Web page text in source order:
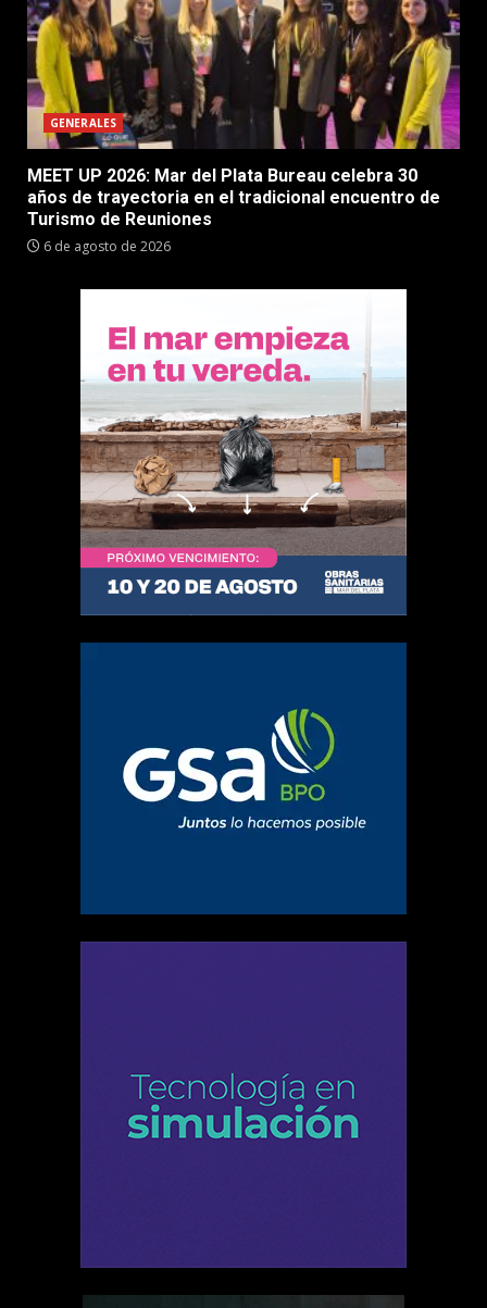
GENERALES
MEET UP 2026: Mar del Plata Bureau celebra 30
años de trayectoria en el tradicional encuentro de
Turismo de Reuniones
6 de agosto de 2026